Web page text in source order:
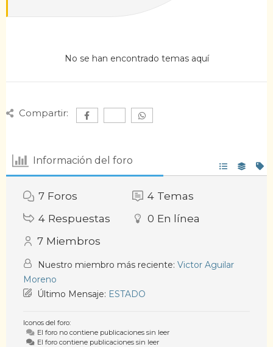
No se han encontrado temas aquí
Compartir:
Información del foro
7 Foros 4 Temas
4 Respuestas 0 En línea
7 Miembros
Nuestro miembro más reciente: Victor Aguilar
Moreno
Último Mensaje: ESTADO
Iconos del foro:
El foro no contiene publicaciones sin leer
El foro contiene publicaciones sin leer